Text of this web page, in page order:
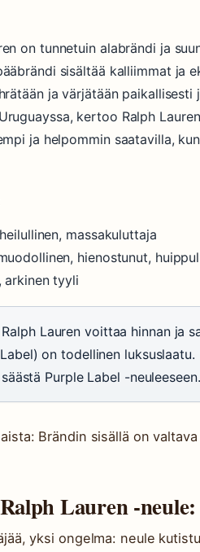
on tunnetuin alabrändi ja
sisältää kalliimmat ja
ja värjätään
kertoo Ralph
ja helpommin saatavilla,
massakuluttaja
hienostunut,
arkinen tyyli
Lauren voittaa hinnan ja
on todellinen
Purple Label -neuleeseen.
Brändin sisällä on
Lauren -
yksi ongelma: neule